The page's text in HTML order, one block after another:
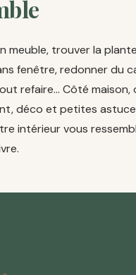
meuble, trouver la
fenêtre, redonner du
refaire… Côté maison,
déco et petites
intérieur vous